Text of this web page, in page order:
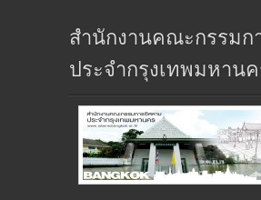
สำนักงานคณะกรรมก
ประจำกรุงเทพมหาน